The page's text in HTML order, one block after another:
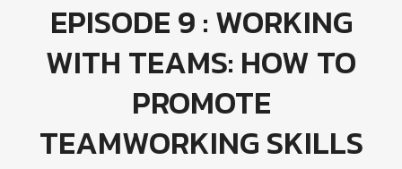
EPISODE 9 : WORKING
WITH TEAMS: HOW TO
PROMOTE
TEAMWORKING SKILLS